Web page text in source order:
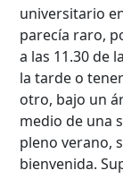
universitario
parecía raro,
a las 11.30 de
la tarde o
otro, bajo un
medio de una
pleno verano,
bienvenida.